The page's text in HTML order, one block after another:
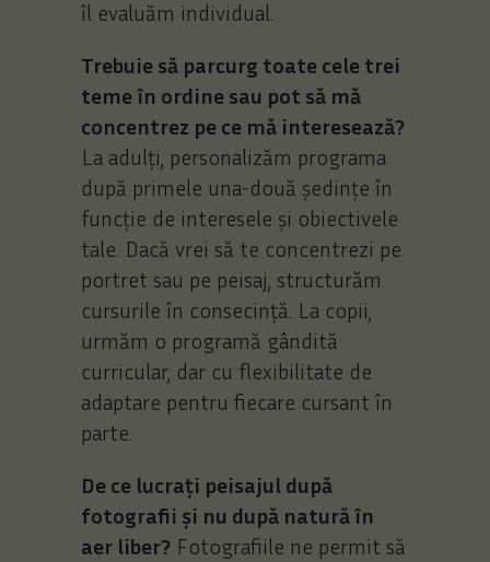
îl evaluăm individual.
Trebuie să parcurg toate cele trei
teme în ordine sau pot să mă
concentrez pe ce mă interesează?
La adulți, personalizăm programa
după primele una-două ședințe în
funcție de interesele și obiectivele
tale. Dacă vrei să te concentrezi pe
portret sau pe peisaj, structurăm
cursurile în consecință. La copii,
urmăm o programă gândită
curricular, dar cu flexibilitate de
adaptare pentru fiecare cursant în
parte.
De ce lucrați peisajul după
fotografii și nu după natură în
aer liber? Fotografiile ne permit să